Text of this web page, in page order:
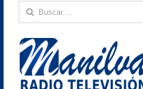
Buscar: